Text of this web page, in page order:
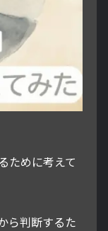
ために考えて
ら判断するた